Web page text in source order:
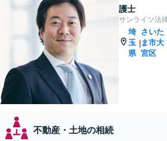
護士
サンライツ法
埼
玉
県
|
さいた
ま市大
宮区
不動産・土地の相続